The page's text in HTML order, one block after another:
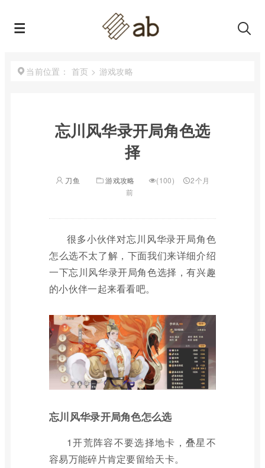
当前位置： 首页 > 游戏攻略
忘川风华录开局角色选
择
刀鱼 游戏攻略 (100)
2个月
前
很多小伙伴对忘川风华录开局角色
怎么选不太了解，下面我们来详细介绍
一下忘川风华录开局角色选择，有兴趣
的小伙伴一起来看看吧。
忘川风华录开局角色怎么选
1开荒阵容不要选择地卡，叠星不
容易万能碎片肯定要留给天卡。